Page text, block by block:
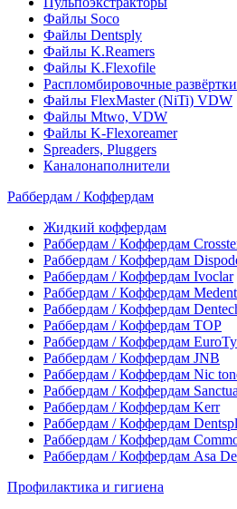
Файлы Soco
Файлы Dentsply
Файлы K.Reamers
Файлы K.Flexofile
Распломбировочные развёртки
Файлы FlexMaster (NiTi) VDW
Файлы Mtwo, VDW
Файлы K-Flexoreamer
Spreaders, Pluggers
Каналонаполнители
Раббердам / Коффердам
Жидкий коффердам
Раббердам / Коффердам
Раббердам / Коффердам
Раббердам / Коффердам Ivoclar
Раббердам / Коффердам
Раббердам / Коффердам
Раббердам / Коффердам ТОР
Раббердам / Коффердам
Раббердам / Коффердам JNB
Раббердам / Коффердам Nic
Раббердам / Коффердам
Раббердам / Коффердам Kerr
Раббердам / Коффердам
Раббердам / Коффердам
Раббердам / Коффердам Asa
Профилактика и гигиена